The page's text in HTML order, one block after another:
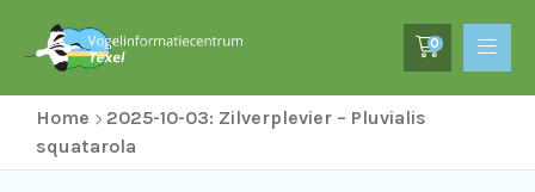
0
Home
2025-10-03: Zilverplevier – Pluvialis
squatarola